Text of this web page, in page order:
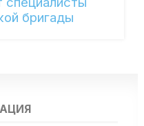
бригады